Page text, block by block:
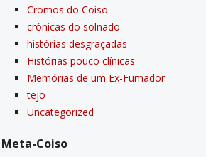
Cromos do Coiso
crónicas do solnado
histórias desgraçadas
Histórias pouco clí­nicas
Memórias de um Ex-Fumador
tejo
Uncategorized
Meta-Coiso